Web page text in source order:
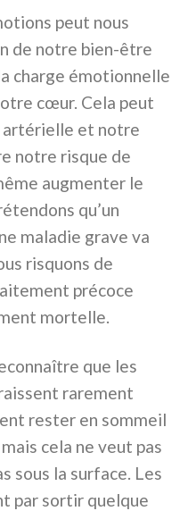
peut nous
de notre bien-être
charge émotionnelle
cœur. Cela peut
artérielle et notre
notre risque de
augmenter le
qu’un
maladie grave va
risquons de
précoce
mortelle.
que les
rarement
rester en sommeil
cela ne veut pas
sous la surface. Les
par sortir quelque